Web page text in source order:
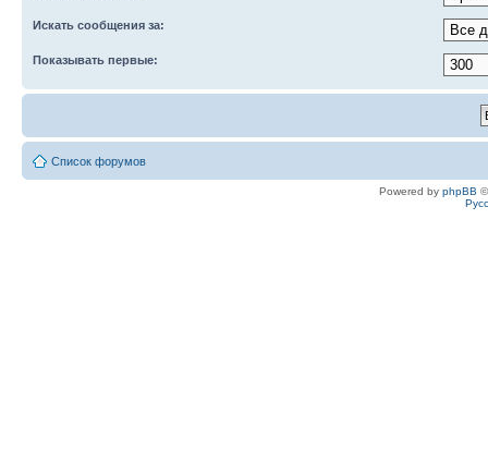
Искать сообщения за:
Показывать первые:
Список форумов
Powered by phpBB